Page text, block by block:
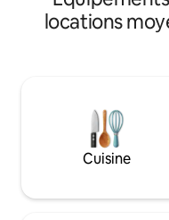
locations
Cuisine